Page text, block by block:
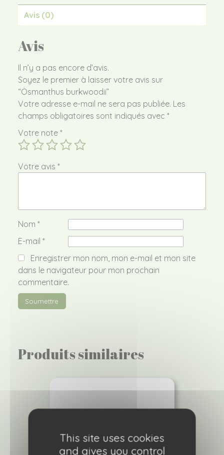
Avis (0)
Avis
Il n’y a pas encore d’avis.
Soyez le premier à laisser votre avis sur
“Osmanthus burkwoodii”
Votre adresse e-mail ne sera pas publiée. Les
champs obligatoires sont indiqués avec *
Votre note *
Votre avis *
Nom *
E-mail *
Enregistrer mon nom, mon e-mail et mon site
dans le navigateur pour mon prochain
commentaire.
Produits similaires
This site uses cookies
and gives you control